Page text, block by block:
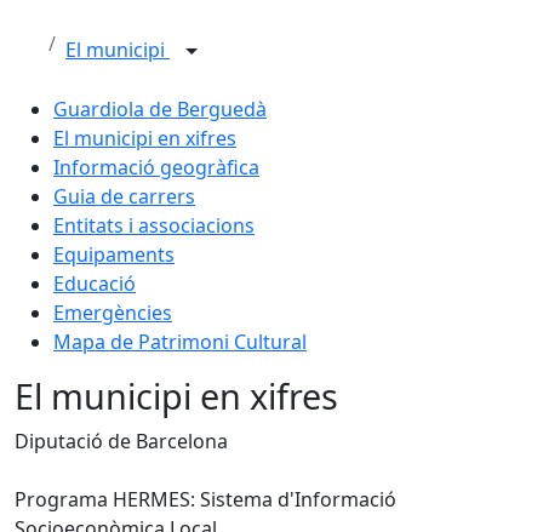
El municipi
Guardiola de Berguedà
El municipi en xifres
Informació geogràfica
Guia de carrers
Entitats i associacions
Equipaments
Educació
Emergències
Mapa de Patrimoni Cultural
El municipi en xifres
Diputació de Barcelona
Programa HERMES: Sistema d'Informació